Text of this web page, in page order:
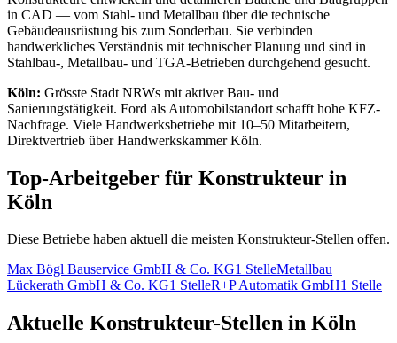
in CAD — vom Stahl- und Metallbau über die technische
Gebäudeausrüstung bis zum Sonderbau. Sie verbinden
handwerkliches Verständnis mit technischer Planung und sind in
Stahlbau-, Metallbau- und TGA-Betrieben durchgehend gesucht.
Köln: Grösste Stadt NRWs mit aktiver Bau- und
Sanierungstätigkeit. Ford als Automobilstandort schafft hohe KFZ-
Nachfrage. Viele Handwerksbetriebe mit 10–50 Mitarbeitern,
Direktvertrieb über Handwerkskammer Köln.
Top-Arbeitgeber für Konstrukteur in
Köln
Diese Betriebe haben aktuell die meisten Konstrukteur-Stellen offen.
Max Bögl Bauservice GmbH & Co. KG1 StelleMetallbau
Lückerath GmbH & Co. KG1 StelleR+P Automatik GmbH1 Stelle
Aktuelle Konstrukteur-Stellen in Köln